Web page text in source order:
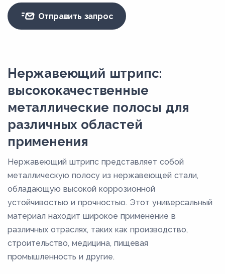
Отправить запрос
Нержавеющий штрипс:
высококачественные
металлические полосы для
различных областей
применения
Нержавеющий штрипс представляет собой
металлическую полосу из нержавеющей стали,
обладающую высокой коррозионной
устойчивостью и прочностью. Этот универсальный
материал находит широкое применение в
различных отраслях, таких как производство,
строительство, медицина, пищевая
промышленность и другие.